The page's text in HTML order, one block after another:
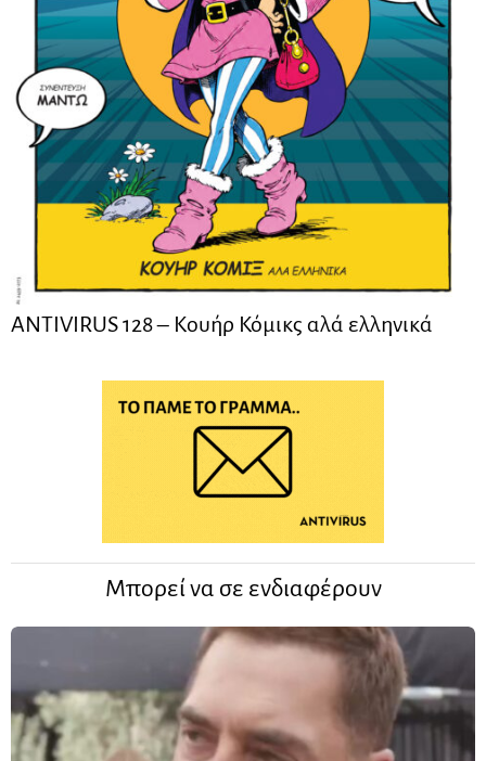
ANTIVIRUS 128 – Kουήρ Κόμικς αλά ελληνικά
Μπορεί να σε ενδιαφέρουν